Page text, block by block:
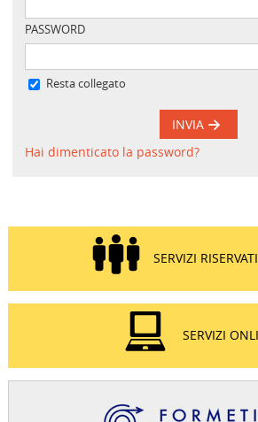
PASSWORD
Resta collegato
INVIA
Hai dimenticato la password?
SERVIZI
SERVIZI